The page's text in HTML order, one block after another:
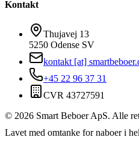
Kontakt
Thujavej 13
5250 Odense SV
kontakt [at]
+45 22 96 37 31
CVR 43727591
© 2026 Smart Beboer ApS. Alle
Lavet med omtanke for naboer i